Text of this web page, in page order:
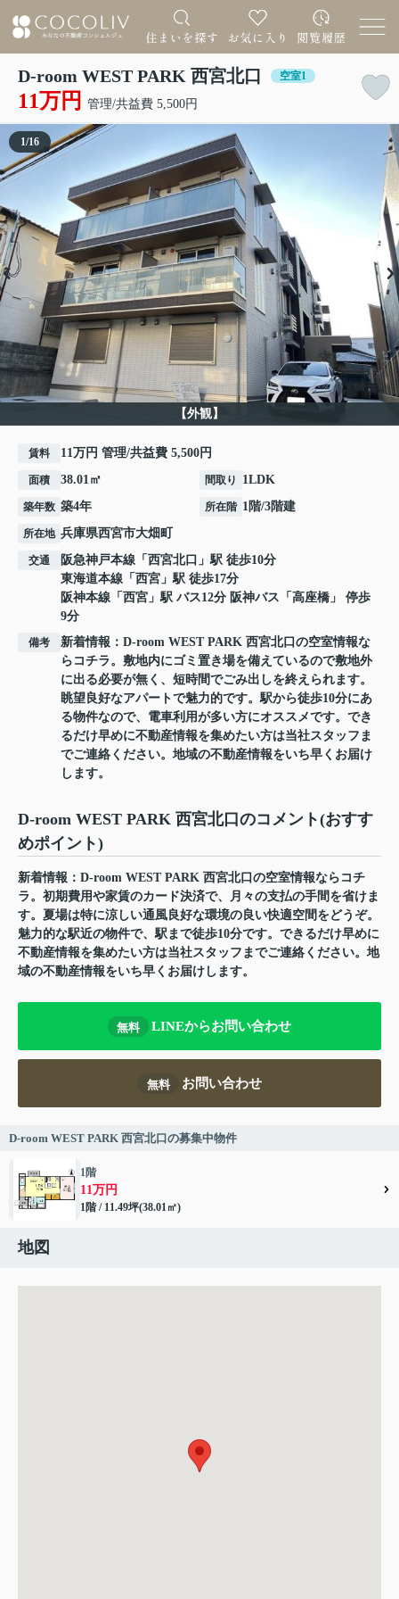
D-room WEST PARK 西宮北口 空室1
11万円 管理/共益費 5,500円
【外観】
1/16
賃料 11万円 管理/共益費 5,500円
面積 38.01㎡ 間取り 1LDK
築年数 築4年 所在階 1階/3階建
所在地 兵庫県西宮市大畑町
交通 阪急神戸本線 「 西宮北口 」駅 徒歩10分
東海道本線 「 西宮 」駅 徒歩17分
阪神本線 「 西宮 」駅 バス12分 阪神バス「高座橋」 停歩
9分
備考
新着情報：D-room WEST PARK 西宮北口の空室情報な
らコチラ。敷地内にゴミ置き場を備えているので敷地外
に出る必要が無く、短時間でごみ出しを終えられます。
眺望良好なアパートで魅力的です。駅から徒歩10分にあ
る物件なので、電車利用が多い方にオススメです。でき
るだけ早めに不動産情報を集めたい方は当社スタッフま
でご連絡ください。地域の不動産情報をいち早くお届け
します。
D-room WEST PARK 西宮北口のコメント(おすす
めポイント)
新着情報：D-room WEST PARK 西宮北口の空室情報ならコチ
ラ。初期費用や家賃のカード決済で、月々の支払の手間を省けま
す。夏場は特に涼しい通風良好な環境の良い快適空間をどうぞ。
魅力的な駅近の物件で、駅まで徒歩10分です。できるだけ早めに
不動産情報を集めたい方は当社スタッフまでご連絡ください。地
域の不動産情報をいち早くお届けします。
無料 LINEからお問い合わせ
無料 お問い合わせ
D-room WEST PARK 西宮北口の募集中物件
1階
11万円
1階 / 11.49坪(38.01㎡)
地図